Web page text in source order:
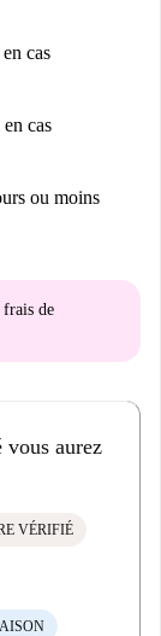
en cas
en cas
ou moins
frais de
vous aurez
VÉRIFIÉ